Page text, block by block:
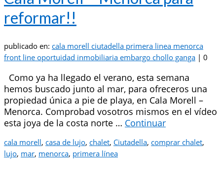
reformar!!
publicado en: cala morell ciutadella primera linea menorca
front line oportuidad inmobiliaria embargo chollo ganga | 0
Como ya ha llegado el verano, esta semana
hemos buscado junto al mar, para ofreceros una
propiedad única a pie de playa, en Cala Morell –
Menorca. Comprobad vosotros mismos en el vídeo
esta joya de la costa norte … Continuar
cala morell, casa de lujo, chalet, Ciutadella, comprar chalet,
lujo, mar, menorca, primera línea